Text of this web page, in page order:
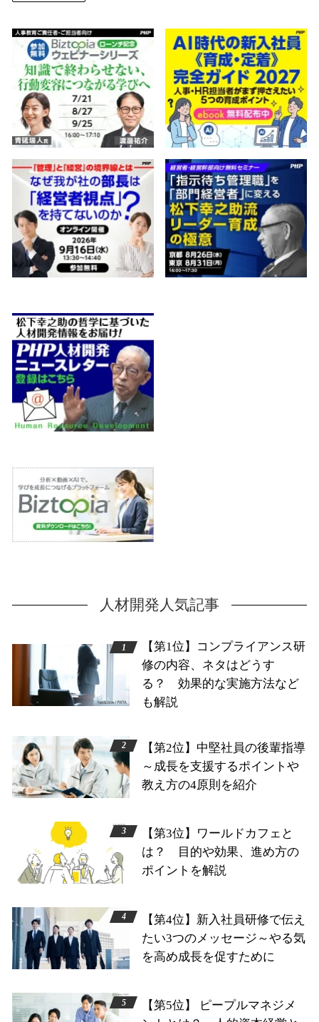
人材開発人気記事
【第1位】コンプライアンス研
修の内容、ネタはどうす
る？ 効果的な実施方法など
も解説
【第2位】中堅社員の後輩指導
～成長を支援するポイントや
教え方の4原則を紹介
【第3位】ワールドカフェと
は？ 目的や効果、進め方の
ポイントを解説
【第4位】新入社員研修で伝え
たい3つのメッセージ～やる気
を高め成長を促すために
【第5位】 ピープルマネジメ